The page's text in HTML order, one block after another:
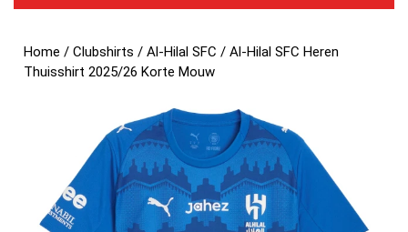
Home /Clubshirts /Al-Hilal SFC / Al-Hilal SFC Heren
Thuisshirt 2025/26 Korte Mouw